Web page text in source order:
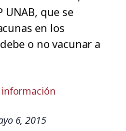
UNAB, que se
en los
o no vacunar a
información
6, 2015